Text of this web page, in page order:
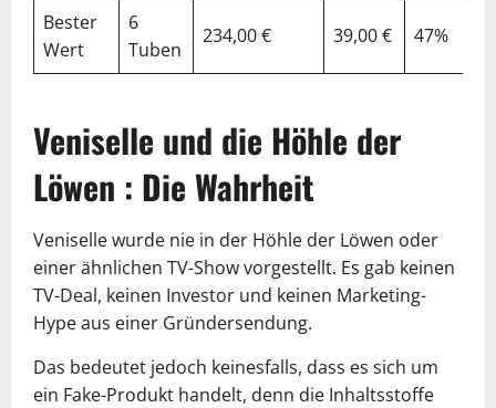
Bester
Wert
6
Tuben
234,00 € 39,00 € 47%
Veniselle und die Höhle der
Löwen : Die Wahrheit
Veniselle wurde nie in der Höhle der Löwen oder
einer ähnlichen TV-Show vorgestellt. Es gab keinen
TV-Deal, keinen Investor und keinen Marketing-
Hype aus einer Gründersendung.
Das bedeutet jedoch keinesfalls, dass es sich um
ein Fake-Produkt handelt, denn die Inhaltsstoffe